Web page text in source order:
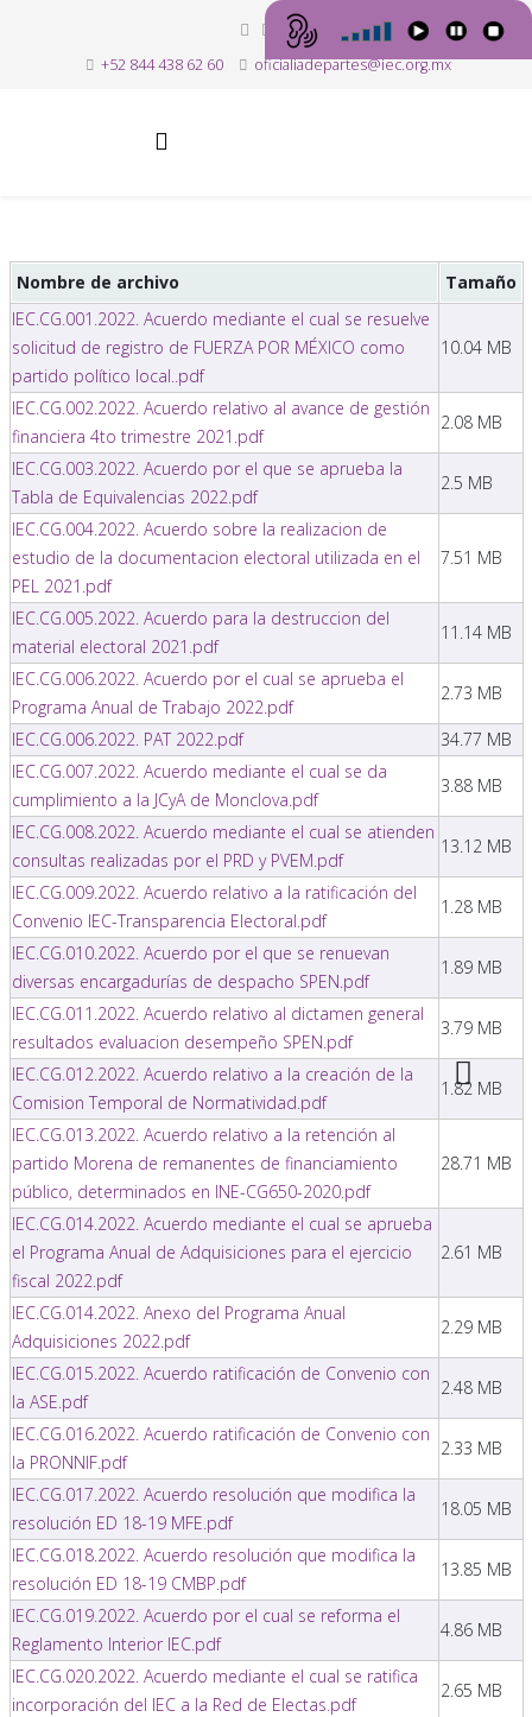
+52 844 438 62 60 oficialiadepartes@iec.org.mx
Nombre de archivo
Tamaño
IEC.CG.001.2022. Acuerdo mediante el cual se resuelve
solicitud de registro de FUERZA POR MÉXICO como
partido político local..pdf
10.04 MB
IEC.CG.002.2022. Acuerdo relativo al avance de gestión
financiera 4to trimestre 2021.pdf
2.08 MB
IEC.CG.003.2022. Acuerdo por el que se aprueba la
Tabla de Equivalencias 2022.pdf
2.5 MB
IEC.CG.004.2022. Acuerdo sobre la realizacion de
estudio de la documentacion electoral utilizada en el
PEL 2021.pdf
7.51 MB
IEC.CG.005.2022. Acuerdo para la destruccion del
material electoral 2021.pdf
11.14 MB
IEC.CG.006.2022. Acuerdo por el cual se aprueba el
Programa Anual de Trabajo 2022.pdf
2.73 MB
IEC.CG.006.2022. PAT 2022.pdf
34.77 MB
IEC.CG.007.2022. Acuerdo mediante el cual se da
cumplimiento a la JCyA de Monclova.pdf
3.88 MB
IEC.CG.008.2022. Acuerdo mediante el cual se atienden
consultas realizadas por el PRD y PVEM.pdf
13.12 MB
IEC.CG.009.2022. Acuerdo relativo a la ratificación del
Convenio IEC-Transparencia Electoral.pdf
1.28 MB
IEC.CG.010.2022. Acuerdo por el que se renuevan
diversas encargadurías de despacho SPEN.pdf
1.89 MB
IEC.CG.011.2022. Acuerdo relativo al dictamen general
resultados evaluacion desempeño SPEN.pdf
3.79 MB
IEC.CG.012.2022. Acuerdo relativo a la creación de la
Comision Temporal de Normatividad.pdf
1.82 MB
IEC.CG.013.2022. Acuerdo relativo a la retención al
partido Morena de remanentes de financiamiento
público, determinados en INE-CG650-2020.pdf
28.71 MB
IEC.CG.014.2022. Acuerdo mediante el cual se aprueba
el Programa Anual de Adquisiciones para el ejercicio
fiscal 2022.pdf
2.61 MB
IEC.CG.014.2022. Anexo del Programa Anual
Adquisiciones 2022.pdf
2.29 MB
IEC.CG.015.2022. Acuerdo ratificación de Convenio con
la ASE.pdf
2.48 MB
IEC.CG.016.2022. Acuerdo ratificación de Convenio con
la PRONNIF.pdf
2.33 MB
IEC.CG.017.2022. Acuerdo resolución que modifica la
resolución ED 18-19 MFE.pdf
18.05 MB
IEC.CG.018.2022. Acuerdo resolución que modifica la
resolución ED 18-19 CMBP.pdf
13.85 MB
IEC.CG.019.2022. Acuerdo por el cual se reforma el
Reglamento Interior IEC.pdf
4.86 MB
IEC.CG.020.2022. Acuerdo mediante el cual se ratifica
incorporación del IEC a la Red de Electas.pdf
2.65 MB